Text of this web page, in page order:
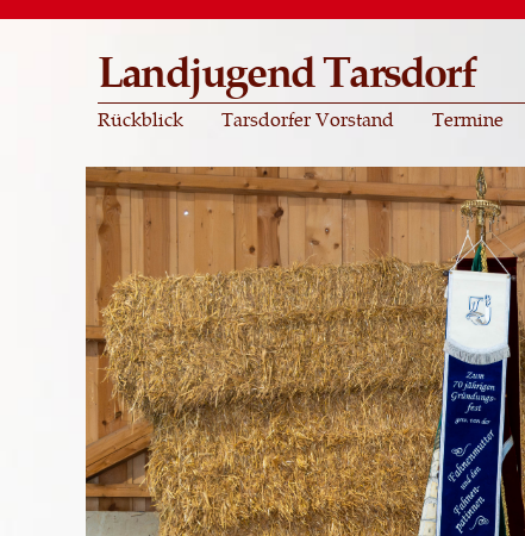
Landjugend Tarsdorf
Rückblick Tarsdorfer Vorstand Termine